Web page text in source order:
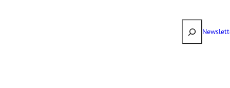
Suchen